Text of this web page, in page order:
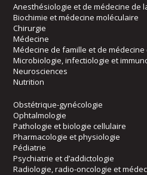
Anesthésiologie et de médecine de
Biochimie et médecine moléculaire
Chirurgie
Médecine
Médecine de famille et de médecine
Microbiologie, infectiologie et
Neurosciences
Nutrition
Obstétrique-gynécologie
Ophtalmologie
Pathologie et biologie cellulaire
Pharmacologie et physiologie
Pédiatrie
Psychiatrie et d’addictologie
Radiologie, radio-oncologie et